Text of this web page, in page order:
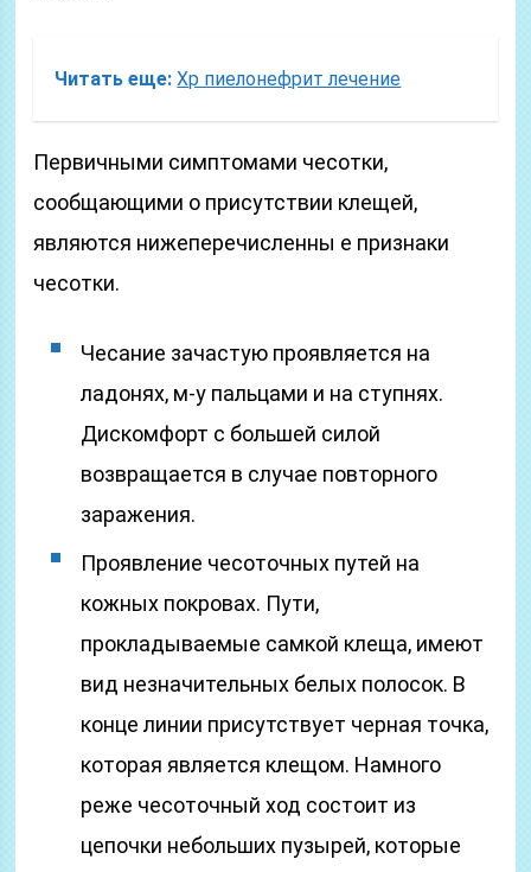
Читать еще: Хр пиелонефрит лечение
Первичными симптомами чесотки,
сообщающими о присутствии клещей,
являются нижеперечисленны е признаки
чесотки.
Чесание зачастую проявляется на
ладонях, м-у пальцами и на ступнях.
Дискомфорт с большей силой
возвращается в случае повторного
заражения.
Проявление чесоточных путей на
кожных покровах. Пути,
прокладываемые самкой клеща, имеют
вид незначительных белых полосок. В
конце линии присутствует черная точка,
которая является клещом. Намного
реже чесоточный ход состоит из
цепочки небольших пузырей, которые